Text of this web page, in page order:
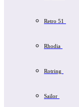
Retro 51
Rhodia
Rotring
Sailor